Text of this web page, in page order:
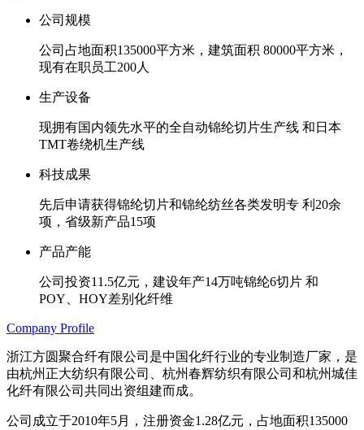
公司规模
公司占地面积135000平方米，建筑面积 80000平方米，
现有在职员工200人
生产设备
现拥有国内领先水平的全自动锦纶切片生产线 和日本
TMT卷绕机生产线
科技成果
先后申请获得锦纶切片和锦纶纺丝各类发明专 利20余
项，省级新产品15项
产品产能
公司投资11.5亿元，建设年产14万吨锦纶6切片 和
POY、HOY差别化纤维
Company Profile
浙江方圆聚合纤有限公司是中国化纤行业的专业制造厂家，是
由杭州正大纺织有限公司、杭州春辉纺织有限公司和杭州城佳
化纤有限公司共同出资组建而成。
公司成立于2010年5月，注册资金1.28亿元，占地面积135000